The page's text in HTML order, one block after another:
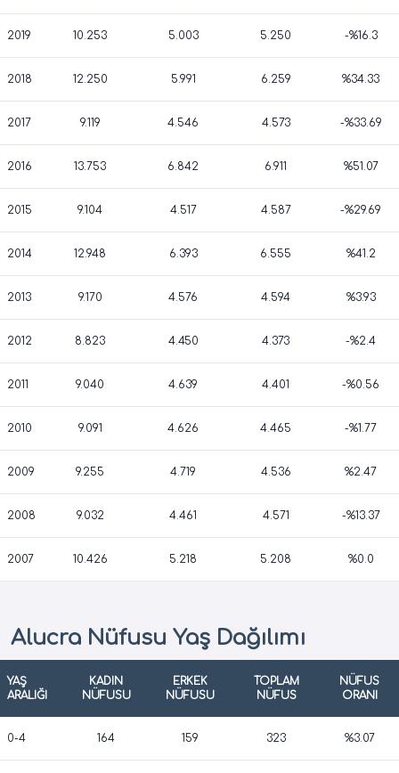
2019 10.253 5.003 5.250 -%16.3
2018 12.250 5.991 6.259 %34.33
2017 9.119 4.546 4.573 -%33.69
2016 13.753 6.842 6.911 %51.07
2015 9.104 4.517 4.587 -%29.69
2014 12.948 6.393 6.555 %41.2
2013 9.170 4.576 4.594 %3.93
2012 8.823 4.450 4.373 -%2.4
2011 9.040 4.639 4.401 -%0.56
2010 9.091 4.626 4.465 -%1.77
2009 9.255 4.719 4.536 %2.47
2008 9.032 4.461 4.571 -%13.37
2007 10.426 5.218 5.208 %0.0
Alucra Nüfusu Yaş Dağılımı
YAŞ
ARALIĞI
KADIN
NÜFUSU
ERKEK
NÜFUSU
TOPLAM
NÜFUS
NÜFUS
ORANI
0-4 164 159 323 %3.07